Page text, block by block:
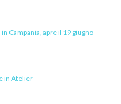
Campania, apre il 19 giugno
in Atelier